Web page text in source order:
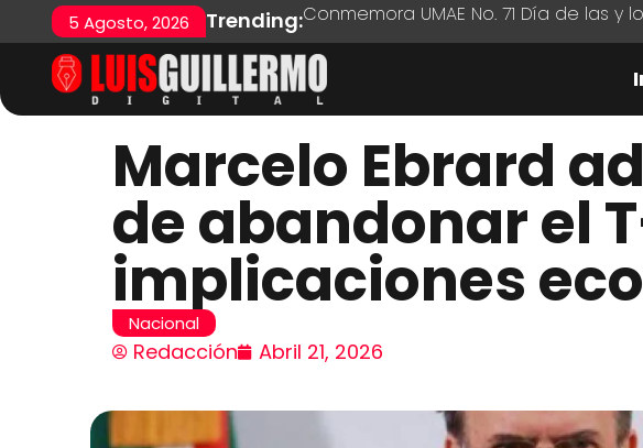
5 Agosto, 2026 Trending:Conmemora UMAE No. 71 Día de las y
Marcelo Ebrard
de abandonar el
implicaciones
Nacional
Redacción Abril 21, 2026